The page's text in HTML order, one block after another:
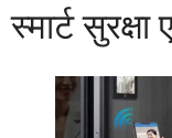
स्मार्ट